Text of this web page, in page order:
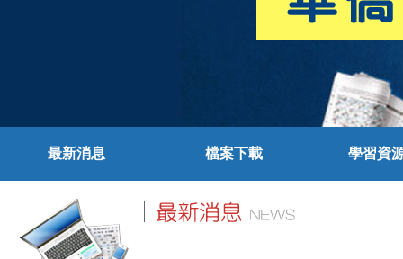
最新消息 檔案下載 學習資